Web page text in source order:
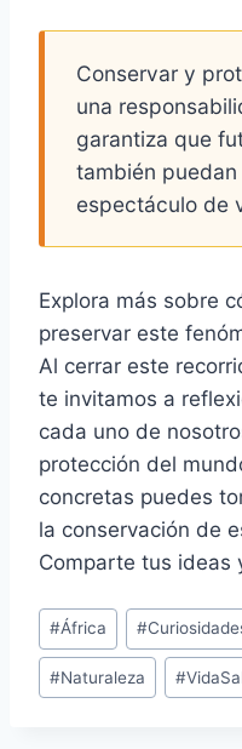
Conservar y
una
garantiza que
también
espectáculo de
Explora más sobre
preservar este
Al cerrar este
te invitamos a
cada uno de
protección del
concretas puedes
la conservación de
Comparte tus ideas
Etiquetas
de
la
#África #
#Naturaleza #